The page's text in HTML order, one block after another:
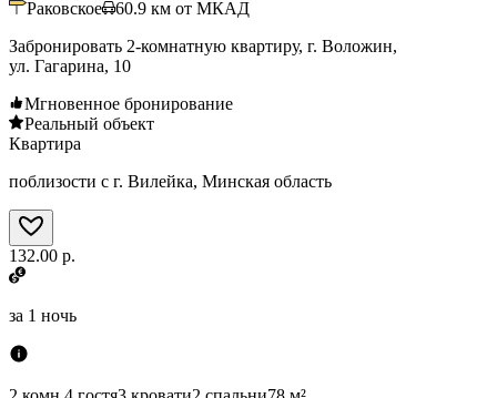
Раковское 60.9 км от МКАД
Забронировать 2-комнатную квартиру, г. Воложин,
ул. Гагарина, 10
Мгновенное бронирование
Реальный объект
Квартира
поблизости с г. Вилейка, Минская область
132.00 р.
за 1 ночь